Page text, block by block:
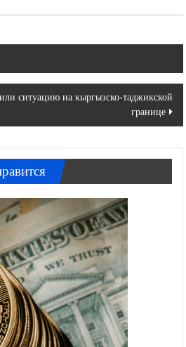
ситуацию на кыргызско-таджикской
границе